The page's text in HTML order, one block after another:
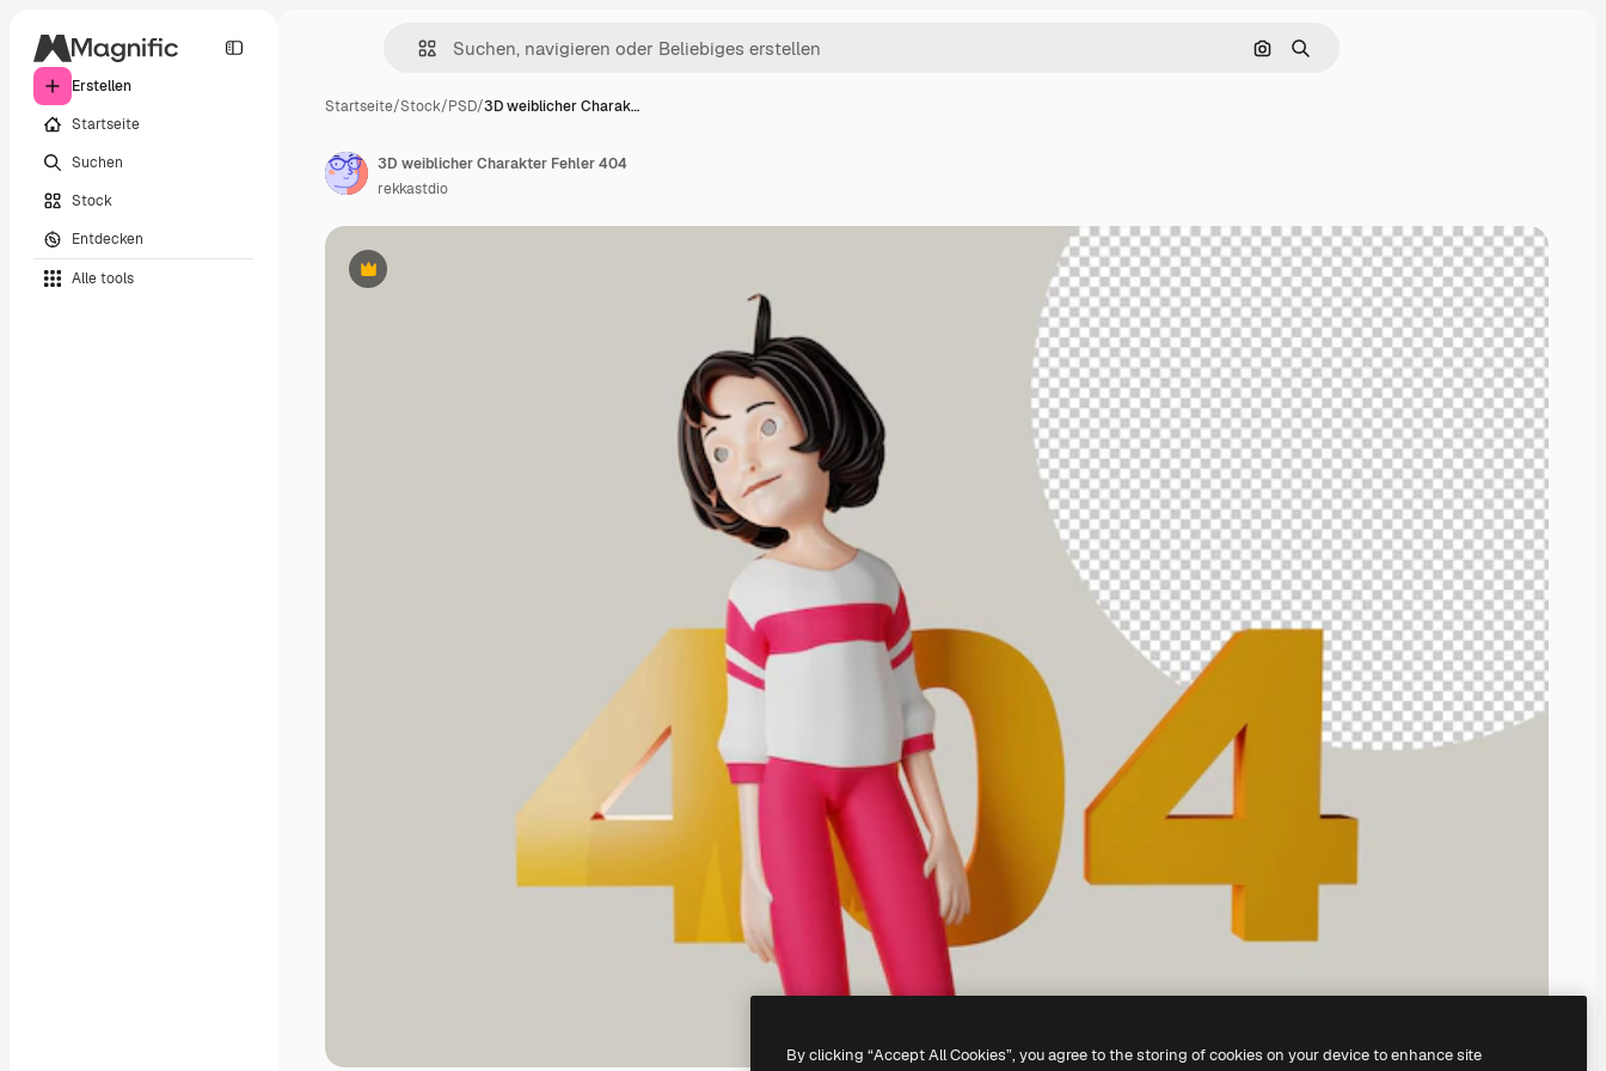
Erstellen
Startseite
Suchen
Stock
Entdecken
Alle tools
Nach Bild suchen
Suchen
Startseite/Stock/PSD/3D weiblicher Charak…
Premium
3D weiblicher Charakter Fehler 404
rekkastdio
By clicking “Accept All Cookies”, you agree to the storing of cookies on your device to enhance site